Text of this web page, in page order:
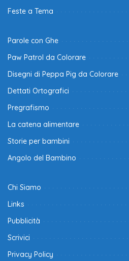
Feste a Tema
Parole con Ghe
Paw Patrol da Colorare
Disegni di Peppa Pig da Colorare
Dettati Ortografici
Pregrafismo
La catena alimentare
Storie per bambini
Angolo del Bambino
Chi Siamo
Links
Pubblicità
Scrivici
Privacy Policy